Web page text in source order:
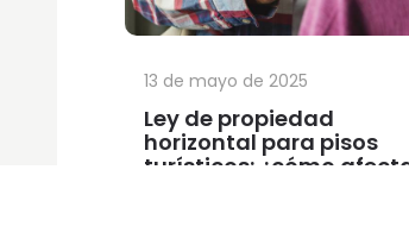
Ley de propiedad
horizontal para pisos
turísticos: ¿cómo
13 de mayo de 2025